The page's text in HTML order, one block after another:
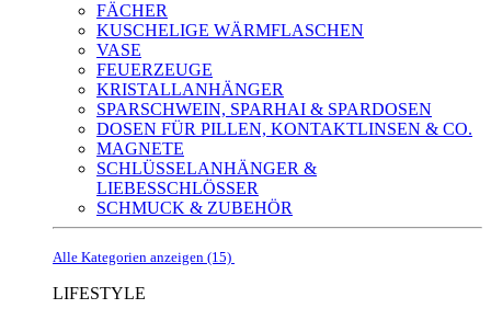
FÄCHER
KUSCHELIGE WÄRMFLASCHEN
VASE
FEUERZEUGE
KRISTALLANHÄNGER
SPARSCHWEIN, SPARHAI & SPARDOSEN
DOSEN FÜR PILLEN, KONTAKTLINSEN & CO.
MAGNETE
SCHLÜSSELANHÄNGER &
LIEBESSCHLÖSSER
SCHMUCK & ZUBEHÖR
Alle Kategorien anzeigen (15)
LIFESTYLE